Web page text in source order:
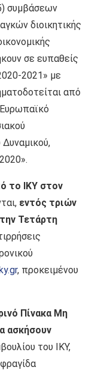
συμβάσεων
διοικητικής
σε ευπαθείς
2021» με
από
το ΙΚΥ στον
εντός τριών
Τετάρτη
, προκειμένου
Πίνακα Μη
ασκήσουν
του ΙΚΥ,